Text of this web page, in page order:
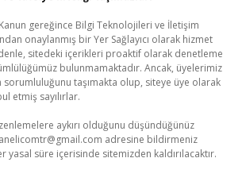
Kanun gereğince Bilgi Teknolojileri ve İletişim
onaylanmış bir Yer Sağlayıcı olarak hizmet
sitedeki içerikleri proaktif olarak denetleme
bulunmamaktadır. Ancak, üyelerimiz
sorumluluğunu taşımakta olup, siteye üye olarak
etmiş sayılırlar.
aykırı olduğunu düşündüğünüz
adresine bildirmeniz
yasal süre içerisinde sitemizden kaldırılacaktır.